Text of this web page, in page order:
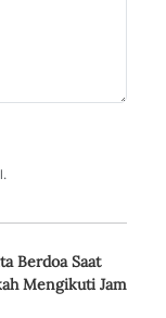
Berdoa Saat
Mengikuti Jam